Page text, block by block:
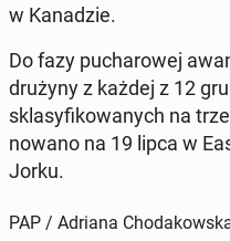
w Ka­na­dzie.
Do fazy pu­cha­ro­wej
drużyny z każdej z 12
skla­sy­fi­ko­wa­nych na
no­wa­no na 19 lipca w
Jorku.
PAP / Adriana